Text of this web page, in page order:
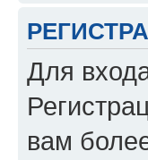
Для
вам